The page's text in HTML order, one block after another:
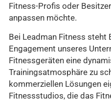
Fitness-Profis oder
anpassen möchte.
Bei Leadman Fitness steht
Engagement unseres
Fitnessgeräten eine
Trainingsatmosphäre zu
kommerziellen Lösungen
Fitnessstudios, die das